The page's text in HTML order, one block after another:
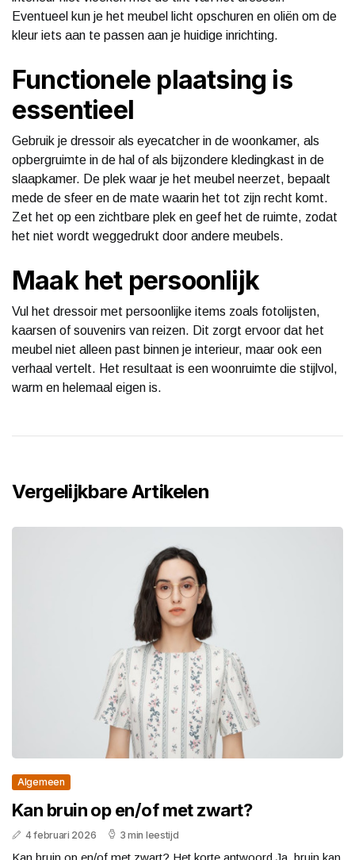
Eventueel kun je het meubel licht opschuren en oliën om de
kleur iets aan te passen aan je huidige inrichting.
Functionele plaatsing is
essentieel
Gebruik je dressoir als eyecatcher in de woonkamer, als
opbergruimte in de hal of als bijzondere kledingkast in de
slaapkamer. De plek waar je het meubel neerzet, bepaalt
mede de sfeer en de mate waarin het tot zijn recht komt.
Zet het op een zichtbare plek en geef het de ruimte, zodat
het niet wordt weggedrukt door andere meubels.
Maak het persoonlijk
Vul het dressoir met persoonlijke items zoals fotolijsten,
kaarsen of souvenirs van reizen. Dit zorgt ervoor dat het
meubel niet alleen past binnen je interieur, maar ook een
verhaal vertelt. Het resultaat is een woonruimte die stijlvol,
warm en helemaal eigen is.
Vergelijkbare Artikelen
Algemeen
Kan bruin op en/of met zwart?
4 februari 2026 3 min leestijd